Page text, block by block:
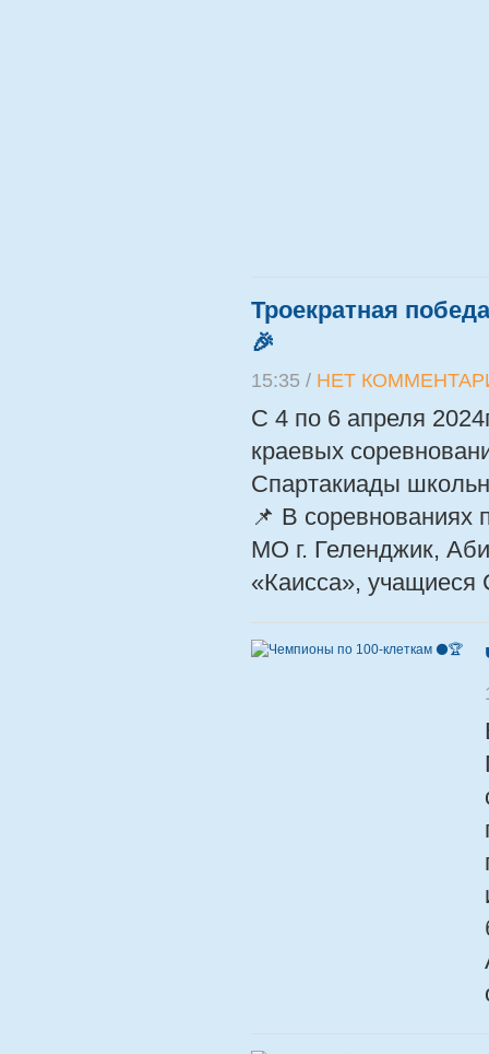
Троекратная
🎉
15:35 / НЕТ
С 4 по 6 апреля
краевых
Спартакиады
📌 В соревнованиях
МО г. Геленджик,
«Каисса»,